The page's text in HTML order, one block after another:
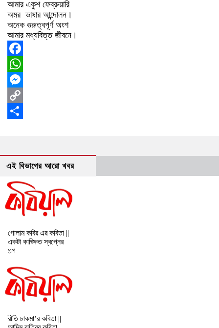
আমার একুশ ফেব্রুয়ারি
অমর ভাষার আন্দোলন।
অনেক গুরুত্বপূর্ণ অংশ
আমার মধ্যবিত্ত জীবনে।
Facebook
WhatsApp
Messenger
Copy
এই বিভাগের আরো খবর
গোলাম কবির এর কবিতা ||
একটা কাঙ্ক্ষিত স্বপ্নের
গল্প
রীতি চাকমা’র কবিতা ||